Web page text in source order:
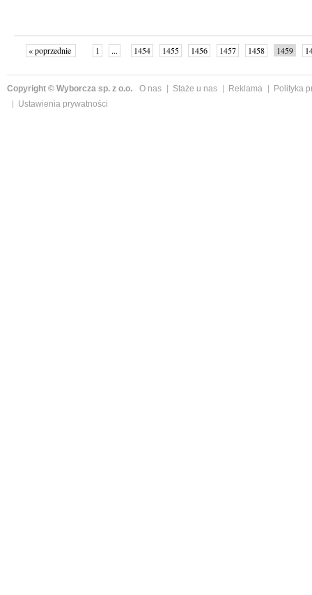
« poprzednie 1 ... 1454 1455 1456 1457 1458 1459
Copyright © Wyborcza sp. z o.o. O nas Staże u nas Reklama
Polityka
Ustawienia prywatności